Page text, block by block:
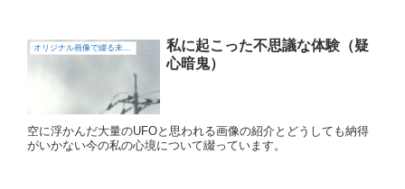
オリジナル画像で綴る未確認飛行物体（UFO)
私に起こった不思議な体験（疑
心暗鬼）
空に浮かんだ大量のUFOと思われる画像の紹介とどうしても納得
がいかない今の私の心境について綴っています。